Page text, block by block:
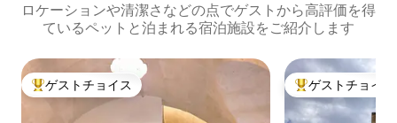
ロケーションや清潔さなどの点でゲストから高評価を得
ているペットと泊まれる宿泊施設をご紹介します
大好評のゲストチョイスです。
ゲストチョイス 大好評のゲスト
ゲストチョイス